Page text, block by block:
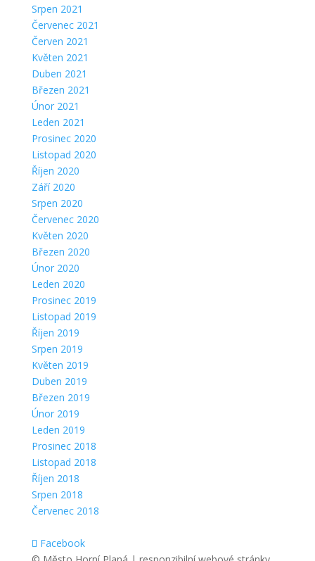
Srpen 2021
Červenec 2021
Červen 2021
Květen 2021
Duben 2021
Březen 2021
Únor 2021
Leden 2021
Prosinec 2020
Listopad 2020
Říjen 2020
Září 2020
Srpen 2020
Červenec 2020
Květen 2020
Březen 2020
Únor 2020
Leden 2020
Prosinec 2019
Listopad 2019
Říjen 2019
Srpen 2019
Květen 2019
Duben 2019
Březen 2019
Únor 2019
Leden 2019
Prosinec 2018
Listopad 2018
Říjen 2018
Srpen 2018
Červenec 2018
Facebook